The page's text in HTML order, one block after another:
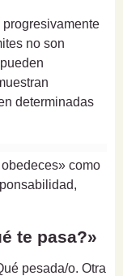
no son
determinadas
como
te pasa?»
pesada/o. Otra